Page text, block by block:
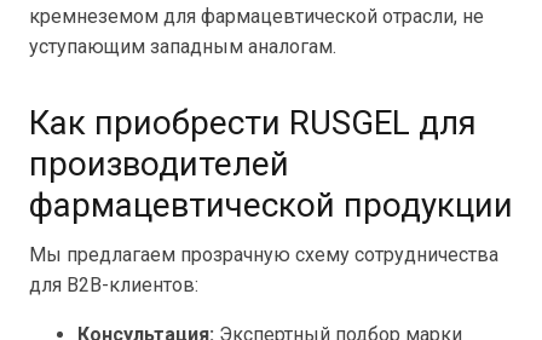
кремнеземом для фармацевтической отрасли, не
уступающим западным аналогам.
Как приобрести RUSGEL для
производителей
фармацевтической продукции
Мы предлагаем прозрачную схему сотрудничества
для B2B-клиентов:
Консультация: Экспертный подбор марки